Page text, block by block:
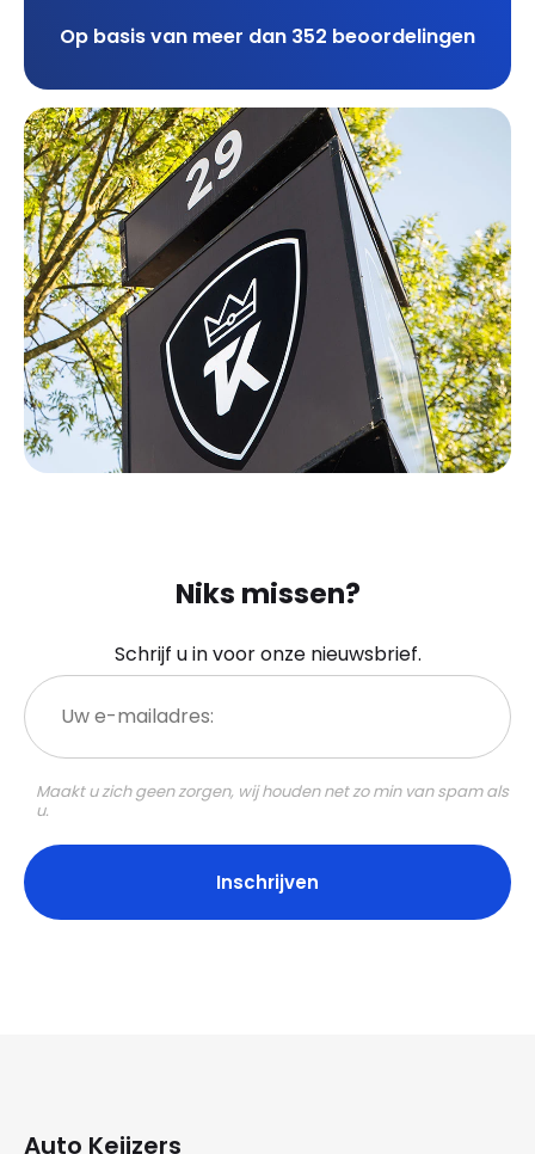
Op basis van meer dan 352 beoordelingen
Niks missen?
Schrijf u in voor onze nieuwsbrief.
Uw
e-
mailadres:
Maakt u zich geen zorgen, wij houden net zo min van spam als
u.
Auto Keijzers